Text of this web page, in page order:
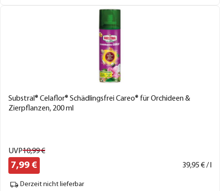
Substral® Celaflor® Schädlingsfrei Careo® für Orchideen &
Zierpflanzen, 200 ml
UVP10,99€
7,99 € 39,95€ / l
Derzeit nicht lieferbar